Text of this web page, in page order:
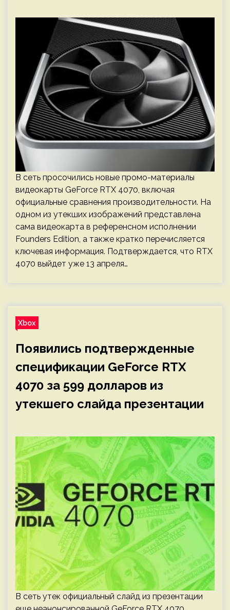
В сеть просочились новые промо-материалы
видеокарты GeForce RTX 4070, включая
официальные сравнения производительности. На
одном из утекших изображений представлена
сама видеокарта в референсном исполнении
Founders Edition, а также кратко перечисляется
ключевая информация. Подтверждается, что RTX
4070 выйдет уже 13 апреля…
Xbox
Появились подтвержденные
спецификации GeForce RTX
4070 за 599 долларов из
утекшего слайда презентации
В сеть утек официальный слайд из презентации